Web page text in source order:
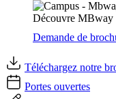
Découvre MBway
Demande de
Téléchargez notre
Portes ouvertes